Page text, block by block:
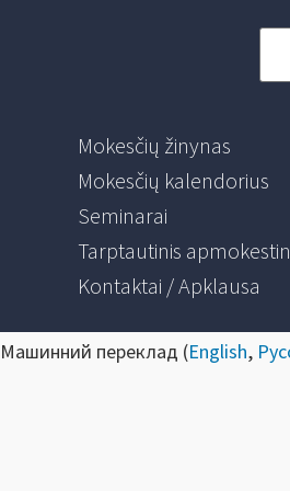
Mokesčių žinynas
Mokesčių kalendorius
Seminarai
Tarptautinis
Kontaktai / Apklausa
переклад (English,